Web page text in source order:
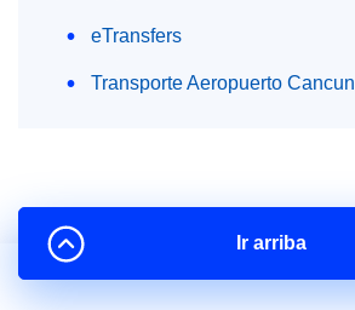
eTransfers
Transporte Aeropuerto Cancun
Ir arriba